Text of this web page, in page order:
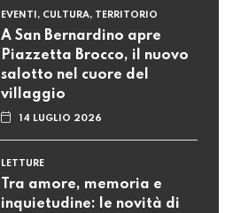
EVENTI, CULTURA, TERRITORIO
A San Bernardino apre
Piazzetta Brocco, il nuovo
salotto nel cuore del
villaggio
14 LUGLIO 2026
LETTURE
Tra amore, memoria e
inquietudine: le novità di